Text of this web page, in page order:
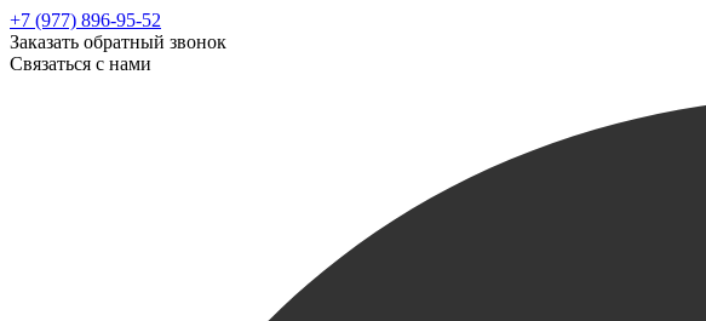
+7 (977) 896-95-52
Заказать обратный звонок
Связаться с нами